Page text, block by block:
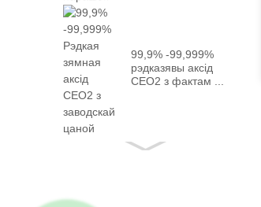
99,9% -99,999%
рэдказявы аксід
CEO2 з фактам ...